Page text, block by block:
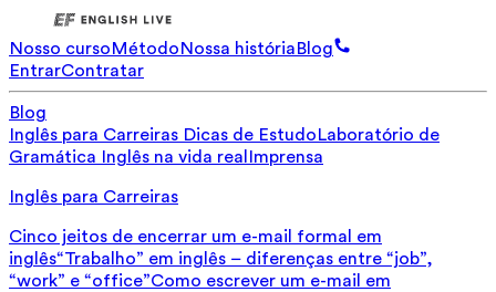
Nosso cursoMétodoNossa históriaBlog
EntrarContratar
Blog
Inglês para Carreiras Dicas de EstudoLaboratório de
Gramática Inglês na vida real Imprensa
Inglês para Carreiras
Cinco jeitos de encerrar um e-mail formal em
inglês“Trabalho” em inglês – diferenças entre “job”,
“work” e “office”Como escrever um e-mail em